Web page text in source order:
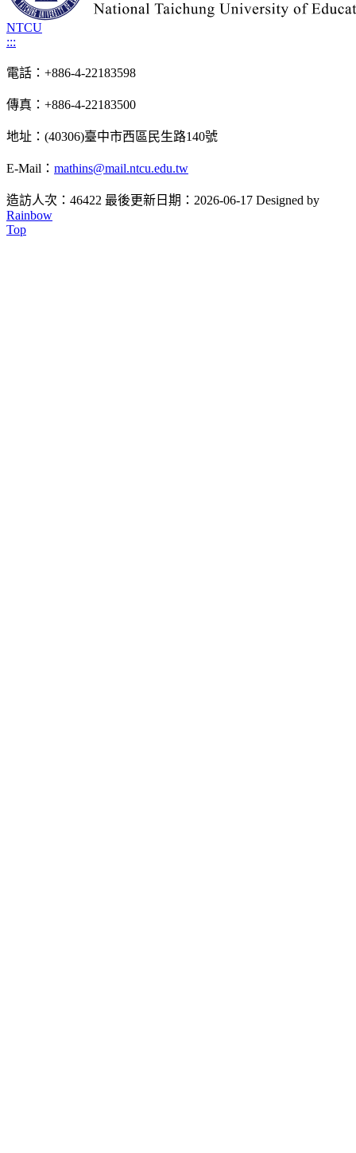
NTCU
:::
電話：+886-4-22183598
傳真：+886-4-22183500
地址：(40306)臺中市西區民生路140號
E-Mail： mathins@mail.ntcu.edu.tw
造訪人次：46422 最後更新日期：2026-06-17 Designed by
Rainbow
Top